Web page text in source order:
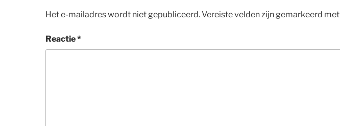
Het e-mailadres wordt niet gepubliceerd.Vereiste velden zijn gemarkeerd met
Reactie*